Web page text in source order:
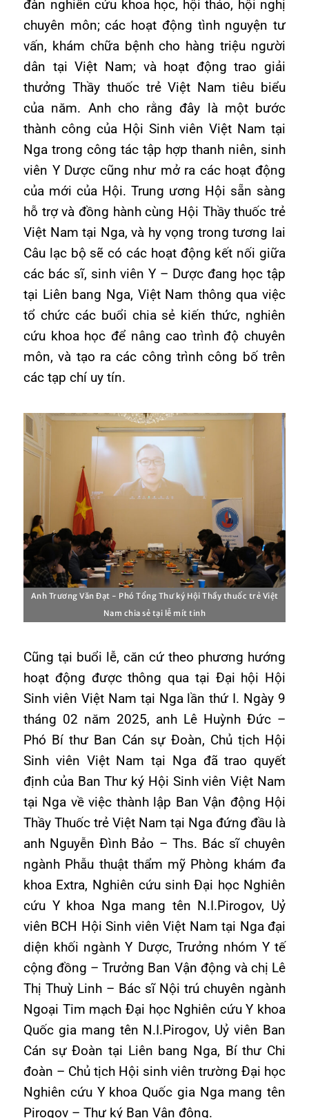
đàn nghiên cứu khoa học, hội thảo, hội nghị
chuyên môn; các hoạt động tình nguyện tư
vấn, khám chữa bệnh cho hàng triệu người
dân tại Việt Nam; và hoạt động trao giải
thưởng Thầy thuốc trẻ Việt Nam tiêu biểu
của năm. Anh cho rằng đây là một bước
thành công của Hội Sinh viên Việt Nam tại
Nga trong công tác tập hợp thanh niên, sinh
viên Y Dược cũng như mở ra các hoạt động
của mới của Hội. Trung ương Hội sẵn sàng
hỗ trợ và đồng hành cùng Hội Thầy thuốc trẻ
Việt Nam tại Nga, và hy vọng trong tương lai
Câu lạc bộ sẽ có các hoạt động kết nối giữa
các bác sĩ, sinh viên Y – Dược đang học tập
tại Liên bang Nga, Việt Nam thông qua việc
tổ chức các buổi chia sẻ kiến thức, nghiên
cứu khoa học để nâng cao trình độ chuyên
môn,và tạo ra các công trình công bố trên
các tạp chí uy tín.
Anh Trương Văn Đạt - Phó Tổng Thư ký Hội Thầy thuốc trẻ Việt
Nam chia sẻ tại lễ mít tinh
Cũng tại buổi lễ, căn cứ theo phương hướng
hoạt động được thông qua tại Đại hội Hội
Sinh viên Việt Nam tại Nga lần thứ I. Ngày 9
tháng 02 năm 2025, anh Lê Huỳnh Đức –
Phó Bí thư Ban Cán sự Đoàn, Chủ tịch Hội
Sinh viên Việt Nam tại Nga đã trao quyết
định của Ban Thư ký Hội Sinh viên Việt Nam
tại Nga về việc thành lập Ban Vận động Hội
Thầy Thuốc trẻ Việt Nam tại Nga đứng đầu là
anh Nguyễn Đình Bảo – Ths. Bác sĩ chuyên
ngành Phẫu thuật thẩm mỹ Phòng khám đa
khoa Extra, Nghiên cứu sinh Đại học Nghiên
cứu Y khoa Nga mang tên N.I.Pirogov, Uỷ
viên BCH Hội Sinh viên Việt Nam tại Nga đại
diện khối ngành Y Dược, Trưởng nhóm Y tế
cộng đồng – Trưởng Ban Vận động và chị Lê
Thị Thuỳ Linh – Bác sĩ Nội trú chuyên ngành
Ngoại Tim mạch Đại học Nghiên cứu Y khoa
Quốc gia mang tên N.I.Pirogov, Uỷ viên Ban
Cán sự Đoàn tại Liên bang Nga, Bí thư Chi
đoàn – Chủ tịch Hội sinh viên trường Đại học
Nghiên cứu Y khoa Quốc gia Nga mang tên
Pirogov – Thư ký Ban Vận động.